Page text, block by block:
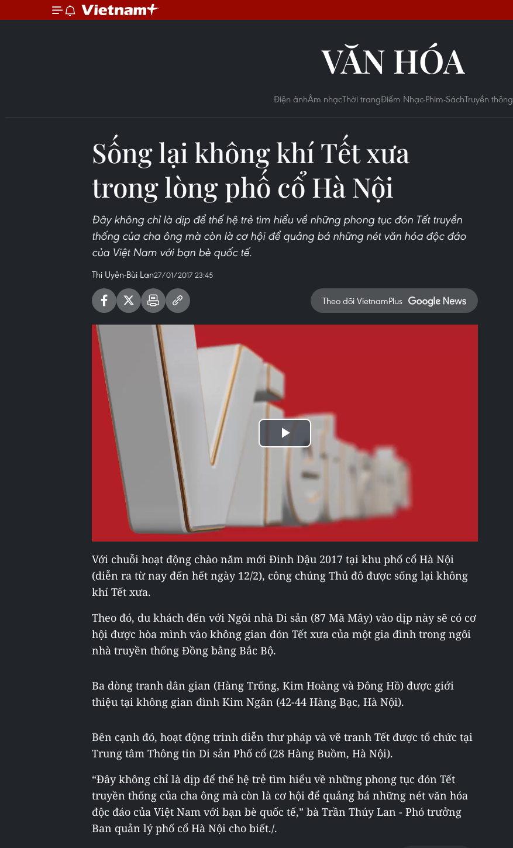
VĂN HÓA
Điện ảnhÂm nhạcThời trangĐiểm Nhạc-Phim-SáchTruyền thông
Sống lại không khí Tết xưa
trong lòng phố cổ Hà Nội
Đây không chỉ là dịp để thế hệ trẻ tìm hiểu về những phong tục đón Tết truyền
thống của cha ông mà còn là cơ hội để quảng bá những nét văn hóa độc đáo
của Việt Nam với bạn bè quốc tế.
Thi Uyên-Bùi Lan27/01/2017 23:45
Theo dõi VietnamPlus
Play
Video
Với chuỗi hoạt động chào năm mới Đinh Dậu 2017 tại khu phố cổ Hà Nội
(diễn ra từ nay đến hết ngày 12/2), công chúng Thủ đô được sống lại không
khí Tết xưa.
Theo đó, du khách đến với Ngôi nhà Di sản (87 Mã Mây) vào dịp này sẽ có cơ
hội được hòa mình vào không gian đón Tết xưa của một gia đình trong ngôi
nhà truyền thống Đồng bằng Bắc Bộ.
Ba dòng tranh dân gian (Hàng Trống, Kim Hoàng và Đông Hồ) được giới
thiệu tại không gian đình Kim Ngân (42-44 Hàng Bạc, Hà Nội).
Bên cạnh đó, hoạt động trình diễn thư pháp và vẽ tranh Tết được tổ chức tại
Trung tâm Thông tin Di sản Phố cổ (28 Hàng Buồm, Hà Nội).
“Đây không chỉ là dịp để thế hệ trẻ tìm hiểu về những phong tục đón Tết
truyền thống của cha ông mà còn là cơ hội để quảng bá những nét văn hóa
độc đáo của Việt Nam với bạn bè quốc tế,” bà Trần Thúy Lan - Phó trưởng
Ban quản lý phố cổ Hà Nội cho biết./.